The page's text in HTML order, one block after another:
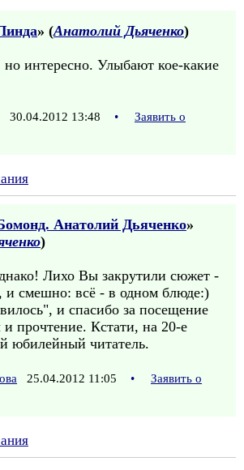
» (Анатолий Дьяченко)
но интересно. Улыбают кое-какие
30.04.2012 13:48 •
Заявить о
Анатолий Дьяченко»
)
Лихо Вы закрутили сюжет -
и смешно: всё - в одном блюде:)
и спасибо за посещение
прочтение. Кстати, на 20-е
юбилейный читатель.
25.04.2012 11:05 •
Заявить о